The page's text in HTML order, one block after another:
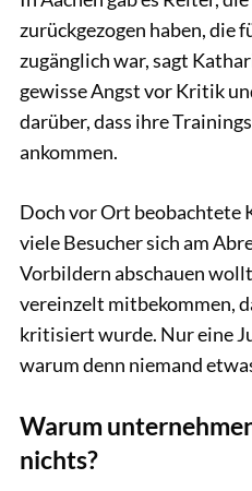
zurückgezogen haben, die
zugänglich war, sagt
gewisse Angst vor Kritik
darüber, dass ihre
ankommen.
Doch vor Ort beobachtete
viele Besucher sich am
Vorbildern abschauen
vereinzelt mitbekommen,
kritisiert wurde. Nur eine
warum denn niemand
Warum
nichts?